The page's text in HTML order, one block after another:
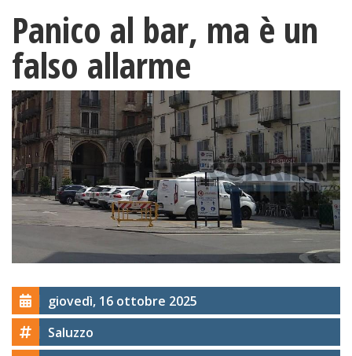
Panico al bar, ma è un
falso allarme
giovedì, 16 ottobre 2025
Saluzzo